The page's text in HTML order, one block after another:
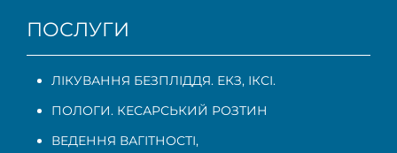
ПОСЛУГИ
ЛІКУВАННЯ БЕЗПЛІДДЯ. ЕКЗ, ІКСІ.
ПОЛОГИ. КЕСАРСЬКИЙ РОЗТИН
ВЕДЕННЯ ВАГІТНОСТІ,